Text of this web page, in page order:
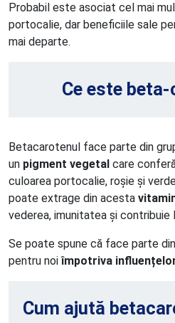
Probabil este asociat cel mai
portocalie, dar beneficiile sale
mai departe.
Ce este
Betacarotenul face parte din
un pigment vegetal care
culoarea portocalie, roșie și
poate extrage din acesta
vederea, imunitatea și contribuie
Se poate spune că face parte
pentru noiîmpotriva
Cum ajută